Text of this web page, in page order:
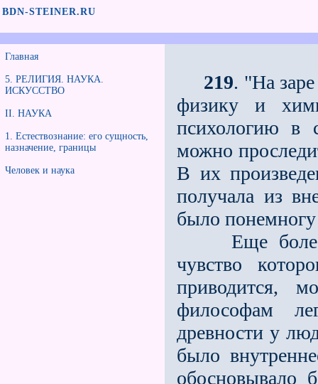
BDN-STEINER.RU
Главная
5. РЕЛИГИЯ. НАУКА.
ИСКУССТВО
II. НАУКА
1. Естествознание: его сущность,
назначение, границы
Человек и наука
219. "На
физику и
психологию в
можно
В их
получала из
было
Еще более
чувство
приводится,
философам
древности у
было
обосновывало